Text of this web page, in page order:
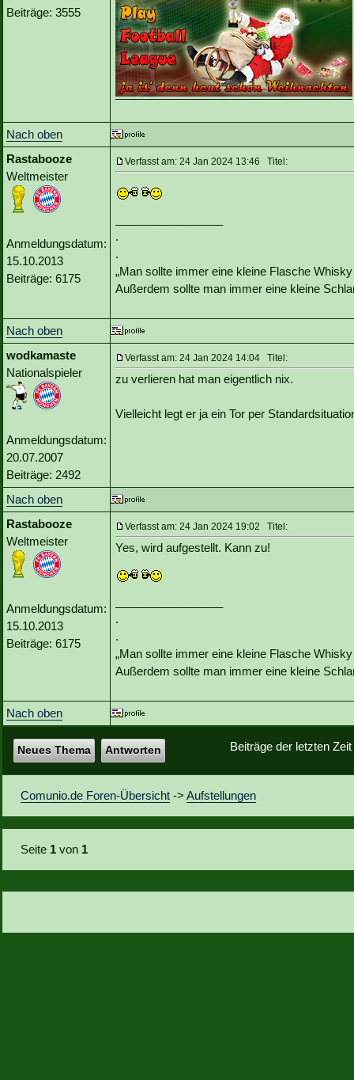
Beiträge: 3555
Nach oben
Rastabooze
Weltmeister
Anmeldungsdatum:
15.10.2013
Beiträge: 6175
Verfasst am: 24 Jan 2024 13:46 Titel:
.
.
„Man sollte immer eine kleine Flasche
Außerdem sollte man immer eine kleine
Nach oben
wodkamaste
Nationalspieler
Anmeldungsdatum:
20.07.2007
Beiträge: 2492
Verfasst am: 24 Jan 2024 14:04 Titel:
zu verlieren hat man eigentlich nix.
Vielleicht legt er ja ein Tor per
Nach oben
Rastabooze
Weltmeister
Anmeldungsdatum:
15.10.2013
Beiträge: 6175
Verfasst am: 24 Jan 2024 19:02 Titel:
Yes, wird aufgestellt. Kann zu!
.
.
„Man sollte immer eine kleine Flasche
Außerdem sollte man immer eine kleine
Nach oben
Beiträge der letzten
Neues Thema Antworten
Comunio.de Foren-Übersicht ->Aufstellungen
Seite 1 von 1